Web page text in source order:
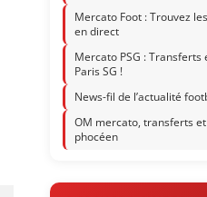
Mercato Foot : Trouvez
en direct
Mercato PSG :
Paris SG !
News-fil de l’actualité
OM mercato, transferts
phocéen